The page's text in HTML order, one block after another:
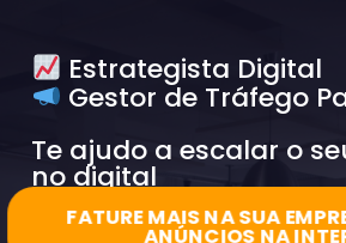
Estrategista Digital
Gestor de Tráfego
Te ajudo a escalar o
no digital
FATURE MAIS NA SUA
ANÚNCIOS NA